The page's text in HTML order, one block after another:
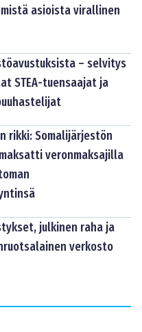
asioista virallinen
– selvitys
STEA-tuensaajat ja
rikki: Somalijärjestön
veronmaksajilla
julkinen raha ja
verkosto